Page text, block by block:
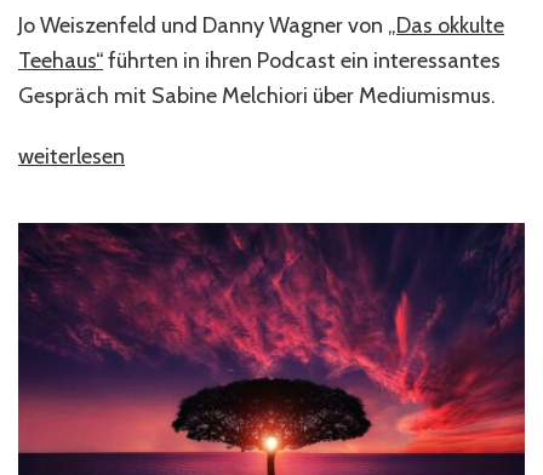
Jo Weiszenfeld und Danny Wagner von „Das okkulte
Teehaus“führten in ihren Podcast ein interessantes
Gespräch mit Sabine Melchiori über Mediumismus.
„Der
Teetisch
–
Interview
Melchiori“
weiterlesen